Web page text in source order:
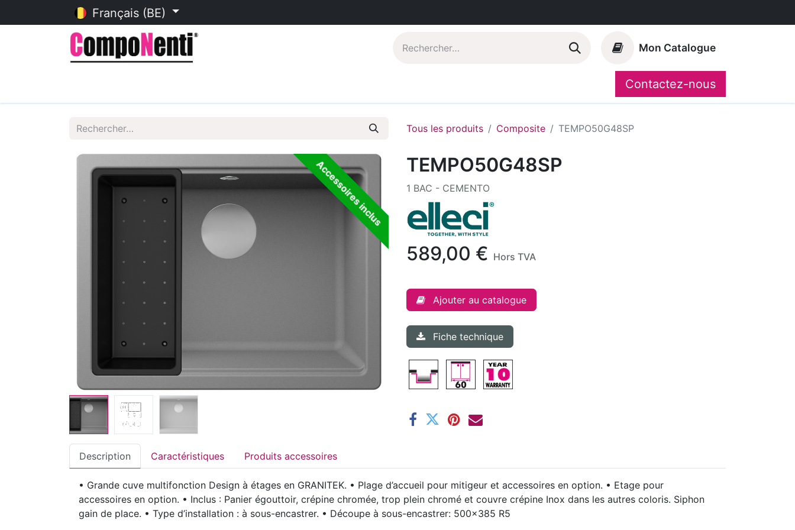
Français (BE)
Mon Catalogue
CompoShop
Contactez-nous
Tous les produits Composite TEMPO50G48SP
Accessoires inclus TEMPO50G48SP
1 BAC - CEMENTO
589,00 € Hors TVA
Ajouter au catalogue
Fiche technique
Description Caractéristiques Produits accessoires
• Grande cuve multifonction Design à étages en GRANITEK. • Plage d’accueil pour mitigeur et accessoires en option. • Etage pour
accessoires en option. • Inclus : Panier égouttoir, crépine chromée, trop plein chromé et couvre crépine Inox dans les autres coloris. Siphon
gain de place. • Type d’installation : à sous-encastrer. • Découpe à sous-encastrer: 500x385 R5